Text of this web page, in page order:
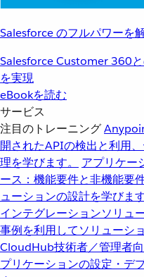
Salesforce のフルパワーを
Salesforce Customer 360
を実現
eBookを読む
サービス
注目のトレーニング
開されたAPIの検出と利用
理を学びます。
アプリケー
ース：機能要件と非機能要
ューションの設計を学びます
インテグレーションソリュ
事例を利用してソリューシ
CloudHub技術者／管理者
プリケーションの設定・デ